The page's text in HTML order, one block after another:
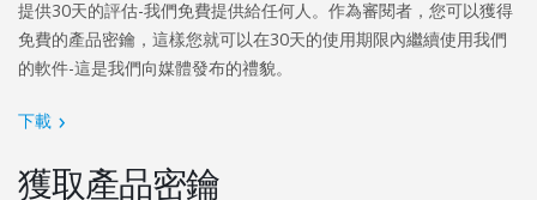
提供30天的評估-我們免費提供給任何人。作為審閱者，您可以獲得
免費的產品密鑰，這樣您就可以在30天的使用期限內繼續使用我們
的軟件-這是我們向媒體發布的禮貌。
下載
獲取產品密鑰